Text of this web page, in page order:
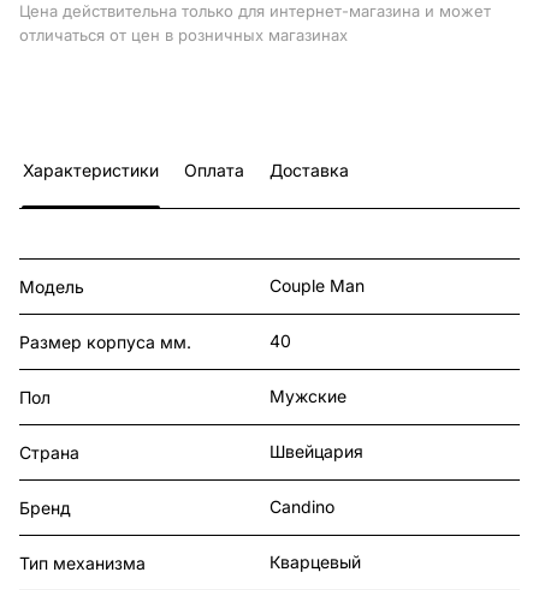
Цена действительна только для интернет-магазина и может
отличаться от цен в розничных магазинах
Характеристики Оплата Доставка
Модель Couple Man
Размер корпуса мм. 40
Пол Мужские
Страна Швейцария
Бренд Candino
Тип механизма Кварцевый